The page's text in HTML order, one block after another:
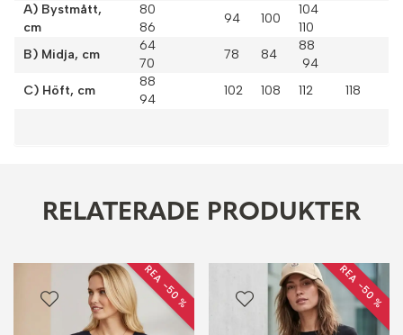
A) Bystmått,
cm
80
86
94 100
104
110
B) Midja, cm
64
70
78 84
88
94
C) Höft, cm
88
94
102 108 112 118
RELATERADE PRODUKTER
REA −50 % REA −50 %